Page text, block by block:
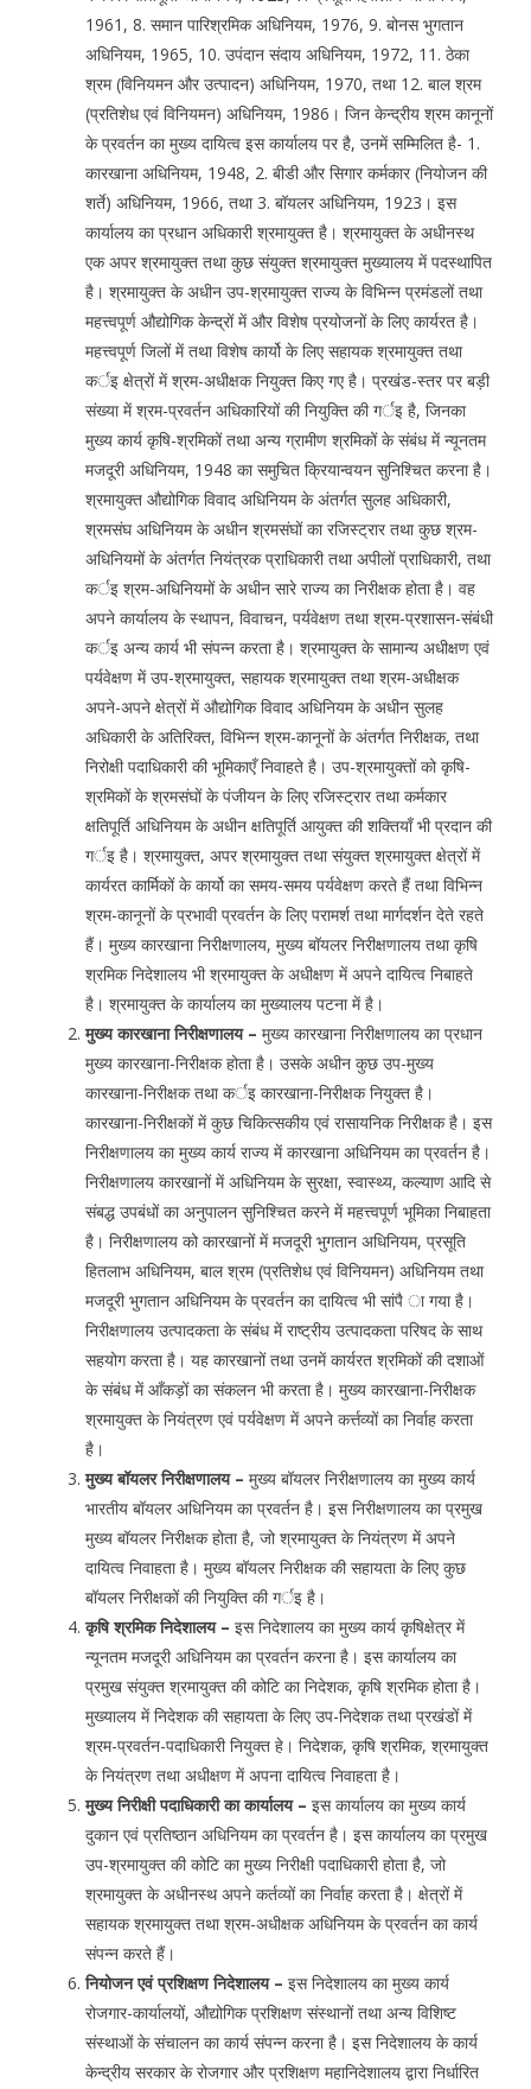
1961, 8. समान पारिश्रमिक अधिनियम, 1976, 9. बोनस भुगतान
अधिनियम, 1965, 10. उपंदान संदाय अधिनियम, 1972, 11. ठेका
श्रम (विनियमन और उत्पादन) अधिनियम, 1970, तथा 12. बाल श्रम
(प्रतिशेध एवं विनियमन) अधिनियम, 1986। जिन केन्द्रीय श्रम कानूनों
के प्रवर्तन का मुख्य दायित्व इस कार्यालय पर है, उनमें सम्मिलित है- 1.
कारखाना अधिनियम, 1948, 2. बीडी और सिगार कर्मकार (नियोजन की
शर्ते) अधिनियम, 1966, तथा 3. बॉयलर अधिनियम, 1923। इस
कार्यालय का प्रधान अधिकारी श्रमायुक्त है। श्रमायुक्त के अधीनस्थ
एक अपर श्रमायुक्त तथा कुछ संयुक्त श्रमायुक्त मुख्यालय में पदस्थापित
है। श्रमायुक्त के अधीन उप-श्रमायुक्त राज्य के विभिन्न प्रमंडलों तथा
महत्त्वपूर्ण औद्योगिक केन्द्रों में और विशेष प्रयोजनों के लिए कार्यरत है।
महत्त्वपूर्ण जिलों में तथा विशेष कार्यो के लिए सहायक श्रमायुक्त तथा
कर्इ क्षेत्रों में श्रम-अधीक्षक नियुक्त किए गए है। प्रखंड-स्तर पर बड़ी
संख्या में श्रम-प्रवर्तन अधिकारियों की नियुक्ति की गर्इ है, जिनका
मुख्य कार्य कृषि-श्रमिकों तथा अन्य ग्रामीण श्रमिकों के संबंध में न्यूनतम
मजदूरी अधिनियम, 1948 का समुचित क्रियान्वयन सुनिश्चित करना है।
श्रमायुक्त औद्योगिक विवाद अधिनियम के अंतर्गत सुलह अधिकारी,
श्रमसंघ अधिनियम के अधीन श्रमसंघों का रजिस्ट्रार तथा कुछ श्रम-
अधिनियमों के अंतर्गत नियंत्रक प्राधिकारी तथा अपीलों प्राधिकारी, तथा
कर्इ श्रम-अधिनियमों के अधीन सारे राज्य का निरीक्षक होता है। वह
अपने कार्यालय के स्थापन, विवाचन, पर्यवेक्षण तथा श्रम-प्रशासन-संबंधी
कर्इ अन्य कार्य भी संपन्न करता है। श्रमायुक्त के सामान्य अधीक्षण एवं
पर्यवेक्षण में उप-श्रमायुक्त, सहायक श्रमायुक्त तथा श्रम-अधीक्षक
अपने-अपने क्षेत्रों में औद्योगिक विवाद अधिनियम के अधीन सुलह
अधिकारी के अतिरिक्त, विभिन्न श्रम-कानूनों के अंतर्गत निरीक्षक, तथा
निरोक्षी पदाधिकारी की भूमिकाएँ निवाहते है। उप-श्रमायुक्तों को कृषि-
श्रमिकों के श्रमसंघों के पंजीयन के लिए रजिस्ट्रार तथा कर्मकार
क्षतिपूर्ति अधिनियम के अधीन क्षतिपूर्ति आयुक्त की शक्तियाँ भी प्रदान की
गर्इ है। श्रमायुक्त, अपर श्रमायुक्त तथा संयुक्त श्रमायुक्त क्षेत्रों में
कार्यरत कार्मिकों के कार्यो का समय-समय पर्यवेक्षण करते हैं तथा विभिन्न
श्रम-कानूनों के प्रभावी प्रवर्तन के लिए परामर्श तथा मार्गदर्शन देते रहते
हैं। मुख्य कारखाना निरीक्षणालय, मुख्य बॉयलर निरीक्षणालय तथा कृषि
श्रमिक निदेशालय भी श्रमायुक्त के अधीक्षण में अपने दायित्व निबाहते
है। श्रमायुक्त के कार्यालय का मुख्यालय पटना में है।
मुख्य कारखाना निरीक्षणालय – मुख्य कारखाना निरीक्षणालय का प्रधान
मुख्य कारखाना-निरीक्षक होता है। उसके अधीन कुछ उप-मुख्य
कारखाना-निरीक्षक तथा कर्इ कारखाना-निरीक्षक नियुक्त है।
कारखाना-निरीक्षकों में कुछ चिकित्सकीय एवं रासायनिक निरीक्षक है। इस
निरीक्षणालय का मुख्य कार्य राज्य में कारखाना अधिनियम का प्रवर्तन है।
निरीक्षणालय कारखानों में अधिनियम के सुरक्षा, स्वास्थ्य, कल्याण आदि से
संबद्ध उपबंधों का अनुपालन सुनिश्चित करने में महत्त्वपूर्ण भूमिका निबाहता
है। निरीक्षणालय को कारखानों में मजदूरी भुगतान अधिनियम, प्रसूति
हितलाभ अधिनियम, बाल श्रम (प्रतिशेध एवं विनियमन) अधिनियम तथा
मजदूरी भुगतान अधिनियम के प्रवर्तन का दायित्व भी सांपै ा गया है।
निरीक्षणालय उत्पादकता के संबंध में राष्ट्रीय उत्पादकता परिषद के साथ
सहयोग करता है। यह कारखानों तथा उनमें कार्यरत श्रमिकों की दशाओं
के संबंध में आँकड़ों का संकलन भी करता है। मुख्य कारखाना-निरीक्षक
श्रमायुक्त के नियंत्रण एवं पर्यवेक्षण में अपने कर्त्तव्यों का निर्वाह करता
है।
मुख्य बॉयलर निरीक्षणालय – मुख्य बॉयलर निरीक्षणालय का मुख्य कार्य
भारतीय बॉयलर अधिनियम का प्रवर्तन है। इस निरीक्षणालय का प्रमुख
मुख्य बॉयलर निरीक्षक होता है, जो श्रमायुक्त के नियंत्रण में अपने
दायित्व निवाहता है। मुख्य बॉयलर निरीक्षक की सहायता के लिए कुछ
बॉयलर निरीक्षकों की नियुक्ति की गर्इ है।
कृषि श्रमिक निदेशालय – इस निदेशालय का मुख्य कार्य कृषिक्षेत्र में
न्यूनतम मजदूरी अधिनियम का प्रवर्तन करना है। इस कार्यालय का
प्रमुख संयुक्त श्रमायुक्त की कोटि का निदेशक, कृषि श्रमिक होता है।
मुख्यालय में निदेशक की सहायता के लिए उप-निदेशक तथा प्रखंडों में
श्रम-प्रवर्तन-पदाधिकारी नियुक्त हे। निदेशक, कृषि श्रमिक, श्रमायुक्त
के नियंत्रण तथा अधीक्षण में अपना दायित्व निवाहता है।
मुख्य निरीक्षी पदाधिकारी का कार्यालय – इस कार्यालय का मुख्य कार्य
दुकान एवं प्रतिष्ठान अधिनियम का प्रवर्तन है। इस कार्यालय का प्रमुख
उप-श्रमायुक्त की कोटि का मुख्य निरीक्षी पदाधिकारी होता है, जो
श्रमायुक्त के अधीनस्थ अपने कर्तव्यों का निर्वाह करता है। क्षेत्रों में
सहायक श्रमायुक्त तथा श्रम-अधीक्षक अधिनियम के प्रवर्तन का कार्य
संपन्न करते हैं।
नियोजन एवं प्रशिक्षण निदेशालय – इस निदेशालय का मुख्य कार्य
रोजगार-कार्यालयों, औद्योगिक प्रशिक्षण संस्थानों तथा अन्य विशिष्ट
संस्थाओं के संचालन का कार्य संपन्न करना है। इस निदेशालय के कार्य
केन्द्रीय सरकार के रोजगार और प्रशिक्षण महानिदेशालय द्वारा निर्धारित